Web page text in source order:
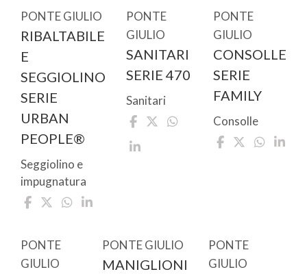
PONTE GIULIO
RIBALTABILE
E
SEGGIOLINO
SERIE
URBAN
PEOPLE®
Seggiolino e
impugnatura
PONTE
GIULIO
SANITARI
SERIE 470
Sanitari
PONTE
GIULIO
CONSOLLE
SERIE
FAMILY
Consolle
PONTE
GIULIO
PONTE GIULIO
MANIGLIONI
PONTE
GIULIO